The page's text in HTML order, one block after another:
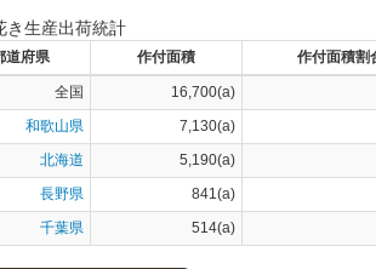
き生産出荷統計
道府県 作付面積 作付面積割
全国 16,700(a)
和歌山県 7,130(a)
北海道 5,190(a)
長野県 841(a)
千葉県 514(a)